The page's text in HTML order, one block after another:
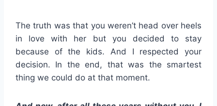
The truth was that you weren’t head over heels
in love with her but you decided to stay
because of the kids. And I respected your
decision. In the end, that was the smartest
thing we could do at that moment.